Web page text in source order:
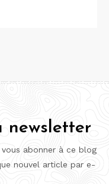
newsletter
abonner à ce blog
nouvel article par e-